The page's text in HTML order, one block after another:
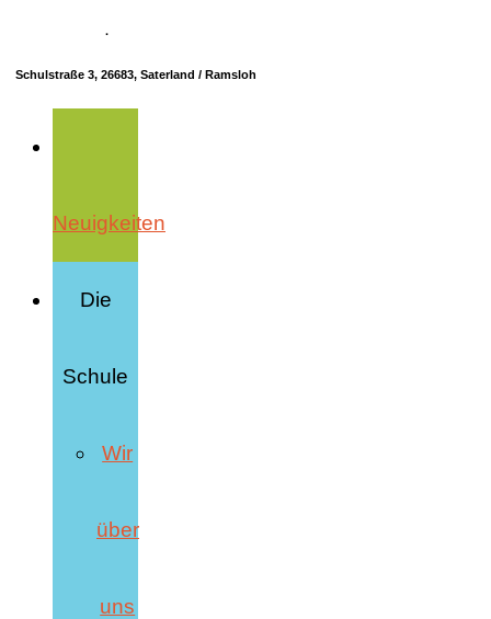
·
Schulstraße 3, 26683, Saterland / Ramsloh
Neuigkeiten
Die
Schule
Wir
über
uns